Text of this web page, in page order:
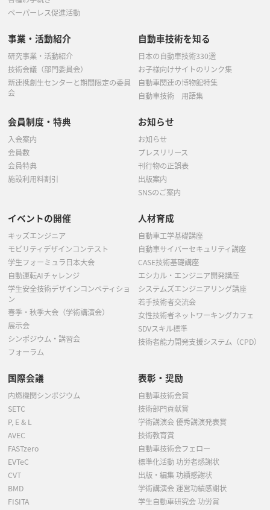
ペーパーレス促進活動
事業・活動紹介
研究事業・活動紹介
技術会議（部門委員会）
新連携創生センターと期間限定の委員
会
自動車技術を知る
日本の自動車技術330選
お子様向けサイトのリンク集
自動車関連の博物館特集
自動車技術 用語集
会員制度・特典
入会案内
会員数
会員特典
施設利用料割引
お知らせ
お知らせ
プレスリリース
刊行物の正誤表
出版案内
SNSのご案内
イベントの開催
キッズエンジニア
モビリティデザインコンテスト
学生フォーミュラ日本大会
自動運転AIチャレンジ
学生安全技術デザインコンペティショ
ン
春季・秋季大会（学術講演会）
展示会
シンポジウム・講習会
フォーラム
人材育成
自動車工学基礎講座
自動車サイバーセキュリティ講座
CASE技術基礎講座
エシカル・エンジニア開発講座
システムズエンジニアリング講座
若手技術者交流会
女性技術者ネットワーキングカフェ
SDVスキル標準
技術者能力開発支援システム（CPD）
国際会議
内燃機関シンポジウム
SETC
P, E & L
AVEC
FASTzero
EVTeC
CVT
BMD
FISITA
表彰・奨励
自動車技術会賞
技術部門貢献賞
学術講演会 優秀講演発表賞
技術教育賞
自動車技術会フェロー
標準化活動 功労者感謝状
出版・編集 功績感謝状
学術講演会 運営功績感謝状
学生自動車研究会 功労賞